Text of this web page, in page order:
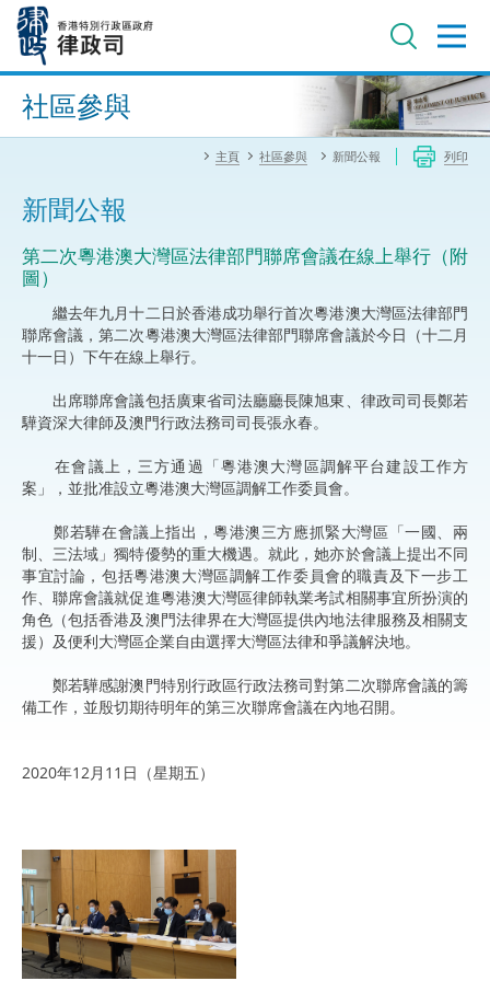
內
進階搜尋
社區參與
主頁 社區參與 新聞公報 列印
新聞公報
第二次粵港澳大灣區法律部門聯席會議在線上舉行（附
圖）
繼去年九月十二日於香港成功舉行首次粵港澳大灣區法律部門
聯席會議，第二次粵港澳大灣區法律部門聯席會議於今日（十二月
十一日）下午在線上舉行。
出席聯席會議包括廣東省司法廳廳長陳旭東、律政司司長鄭若
驊資深大律師及澳門行政法務司司長張永春。
在會議上，三方通過「粵港澳大灣區調解平台建設工作方
案」，並批准設立粵港澳大灣區調解工作委員會。
鄭若驊在會議上指出，粵港澳三方應抓緊大灣區「一國、兩
制、三法域」獨特優勢的重大機遇。就此，她亦於會議上提出不同
事宜討論，包括粵港澳大灣區調解工作委員會的職責及下一步工
作、聯席會議就促進粵港澳大灣區律師執業考試相關事宜所扮演的
角色（包括香港及澳門法律界在大灣區提供內地法律服務及相關支
援）及便利大灣區企業自由選擇大灣區法律和爭議解決地。
鄭若驊感謝澳門特別行政區行政法務司對第二次聯席會議的籌
備工作，並殷切期待明年的第三次聯席會議在內地召開。
2020年12月11日（星期五）